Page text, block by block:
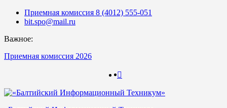
Skip
Приемная комиссия 8 (4012) 555-051
bit.spo@mail.ru
Важное:
Приемная комиссия 2026